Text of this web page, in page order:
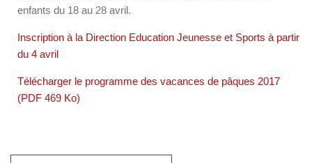
enfants du 18 au 28 avril.
Inscription à la Direction Education Jeunesse et Sports à partir
du 4 avril
Télécharger le programme des vacances de pâques 2017
(PDF 469 Ko)